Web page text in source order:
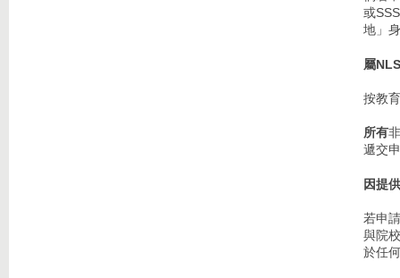
或
地」
屬
按教
所有
遞交
因提
若申
與院
於任